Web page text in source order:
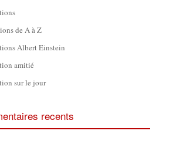
de A à Z
Albert Einstein
amitié
sur le jour
recents